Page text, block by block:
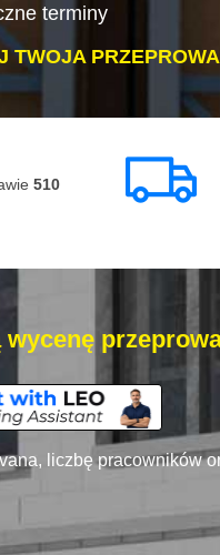
terminy
TWOJA
510
liczbę pracowników